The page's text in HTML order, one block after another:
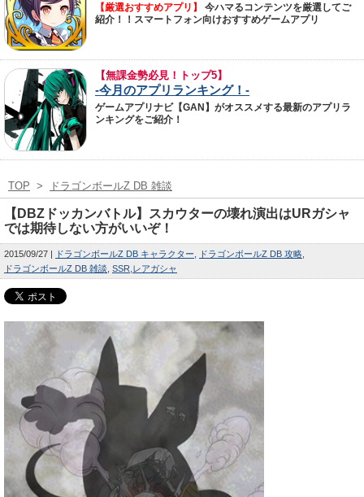
【厳選おすすめアプリ】
今ハマるコンテンツを厳選してご
紹介！！スマートフォン向けおすすめゲームアプリ
【無課金勢必見！トップ5】
-今月のアプリランキング！-
ゲームアプリナビ【GAN】がオススメする最新のアプリラ
ンキングをご紹介！
TOP > ドラゴンボールZ DB 雑談
【DBZドッカンバトル】スカウターの壊れ演出はURガシャ
では期待しない方がいいぞ！
2015/09/27 ドラゴンボールZ DB キャラクター
ドラゴンボールZ DB 攻略
ドラゴンボールZ DB 雑談 SSR レアガシャ